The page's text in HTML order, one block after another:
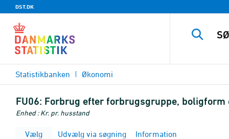
DST.DK
Statistikbanken Økonomi
FU06: Forbrug efter forbrugsgruppe, boligform
Enhed : Kr. pr. husstand
Vælg Udvælg via søgning Information